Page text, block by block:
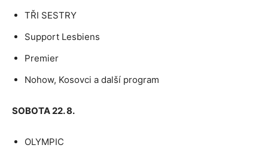
TŘI SESTRY
Support Lesbiens
Premier
Nohow, Kosovci a další program
SOBOTA 22. 8.
OLYMPIC